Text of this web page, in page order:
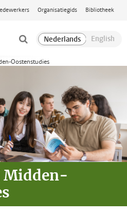
Organisatiegids Bibliotheek
Oostenstudies
Midden-